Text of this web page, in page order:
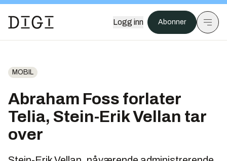
Logg inn Abonner
MOBIL
Abraham Foss forlater
Telia, Stein-Erik Vellan tar
over